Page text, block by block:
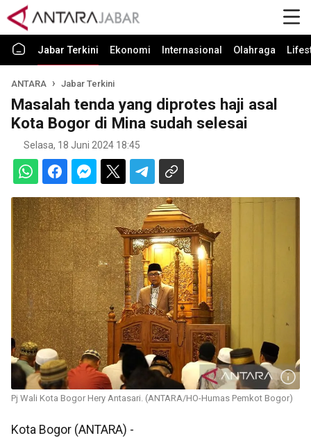
Jabar Terkini Ekonomi Internasional Olahraga
ANTARA Jabar Terkini
Masalah tenda yang diprotes haji asal
Kota Bogor di Mina sudah selesai
Selasa, 18 Juni 2024 18:45
Pj Wali Kota Bogor Hery Antasari. (ANTARA/HO-Humas Pemkot Bogor)
Kota Bogor (ANTARA) -